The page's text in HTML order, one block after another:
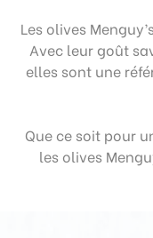
Les olives
Avec leur goût
elles sont une
Que ce soit pour
les olives